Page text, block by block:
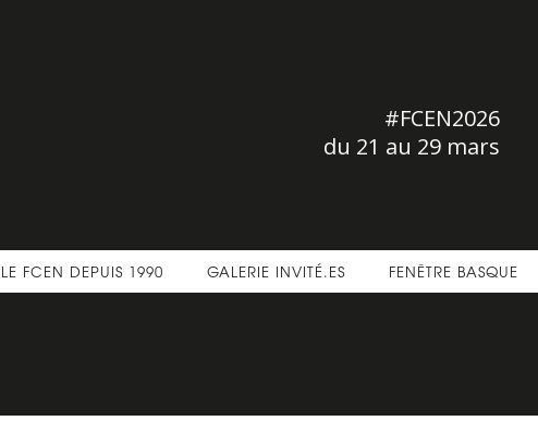
#FCEN2026
du 21 au 29 mars
LE FCEN DEPUIS 1990 GALERIE INVITÉ.ES FENÊTRE BASQUE